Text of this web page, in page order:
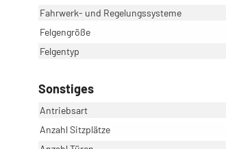
Fahrwerk- und Regelungssysteme
Felgengröße
Felgentyp
Sonstiges
Antriebsart
Anzahl Sitzplätze